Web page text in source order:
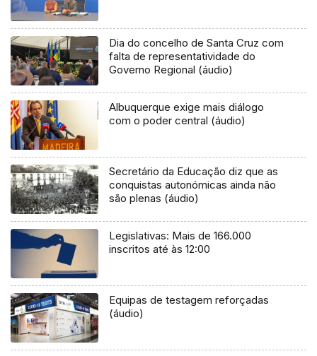
Dia do concelho de Santa Cruz com
falta de representatividade do
Governo Regional (áudio)
Albuquerque exige mais diálogo
com o poder central (áudio)
Secretário da Educação diz que as
conquistas autonómicas ainda não
são plenas (áudio)
Legislativas: Mais de 166.000
inscritos até às 12:00
Equipas de testagem reforçadas
(áudio)